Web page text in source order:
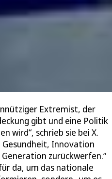
Extremist, der
gibt und eine Politik
wird“, schrieb sie bei X.
Gesundheit, Innovation
zurückwerfen.“
da, um das nationale